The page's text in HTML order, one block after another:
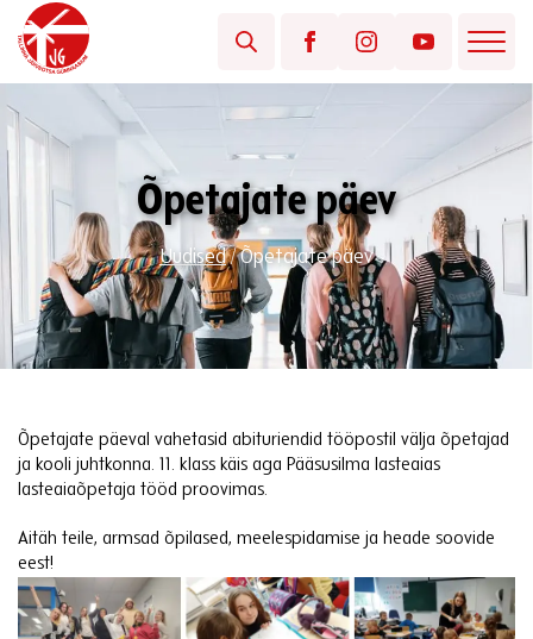
Õpetajate päev
Uudised/Õpetajate päev
Õpetajate päeval vahetasid abituriendid tööpostil välja õpetajad
ja kooli juhtkonna. 11. klass käis aga Pääsusilma lasteaias
lasteaiaõpetaja tööd proovimas.
Aitäh teile, armsad õpilased, meelespidamise ja heade soovide
eest!